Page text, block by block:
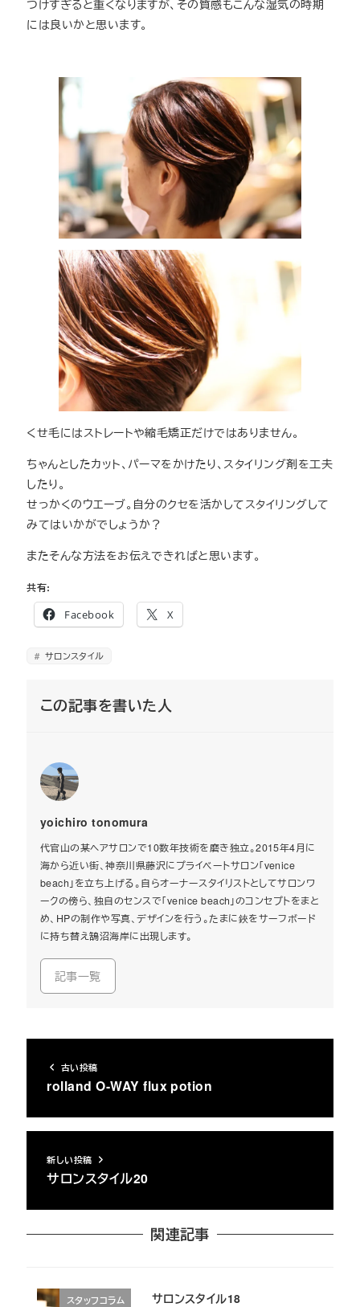
つけすぎると重くなりますが、その質感もこんな湿気の時期
には良いかと思います。
くせ毛にはストレートや縮毛矯正だけではありません。
ちゃんとしたカット、パーマをかけたり、スタイリング剤を工夫
したり。
せっかくのウエーブ。自分のクセを活かしてスタイリングして
みてはいかがでしょうか？
またそんな方法をお伝えできればと思います。
共有:
Facebook
X
サロンスタイル
この記事を書いた人
yoichiro tonomura
代官山の某ヘアサロンで10数年技術を磨き独立。2015年4月に
海から近い街、神奈川県藤沢にプライベートサロン「venice
beach」を立ち上げる。自らオーナースタイリストとしてサロンワ
ークの傍ら、独自のセンスで「venice beach」のコンセプトをまと
め、HPの制作や写真、デザインを行う。たまに鋏をサーフボード
に持ち替え鵠沼海岸に出現します。
記事一覧
古い投稿
rolland O-WAY flux potion
新しい投稿
サロンスタイル20
関連記事
スタッフコラム サロンスタイル18